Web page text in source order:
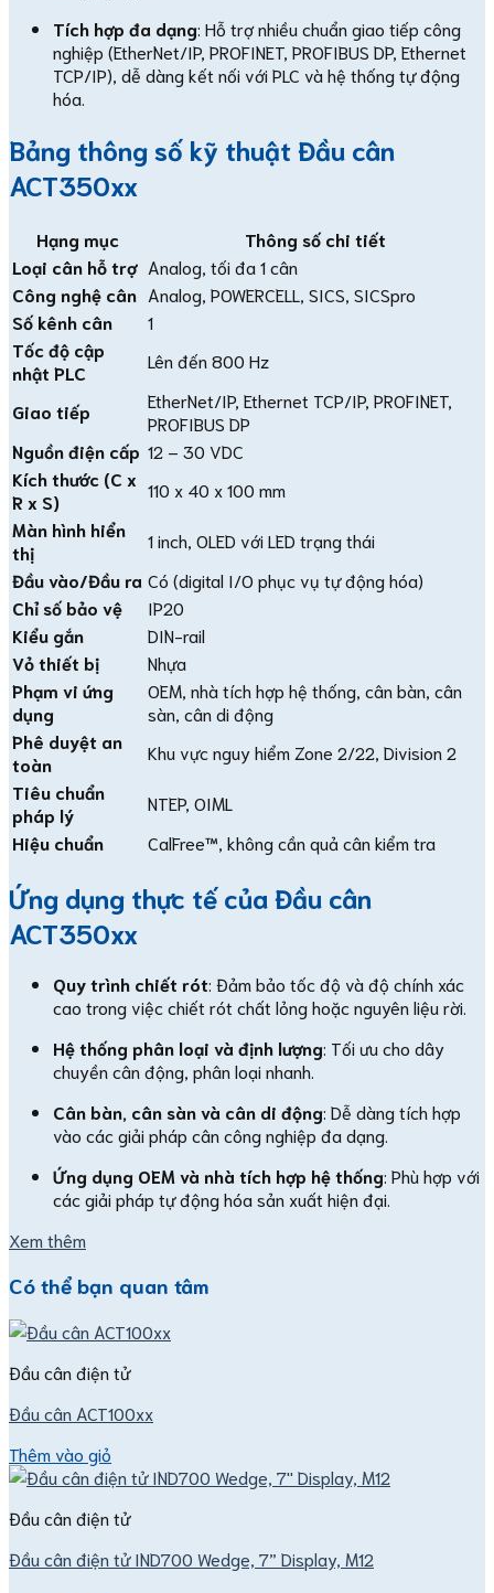
Tích hợp đa dạng: Hỗ trợ nhiều chuẩn giao tiếp công
nghiệp (EtherNet/IP, PROFINET, PROFIBUS DP, Ethernet
TCP/IP), dễ dàng kết nối với PLC và hệ thống tự động
hóa.
Bảng thông số kỹ thuật Đầu cân
ACT350xx
Hạng mục
Thông số chi tiết
Loại cân hỗ trợ Analog, tối đa 1 cân
Công nghệ cân Analog, POWERCELL, SICS, SICSpro
Số kênh cân
1
Tốc độ cập
nhật PLC
Lên đến 800 Hz
Giao tiếp
EtherNet/IP, Ethernet TCP/IP, PROFINET,
PROFIBUS DP
Nguồn điện cấp 12 – 30 VDC
Kích thước (C x
R x S)
110 x 40 x 100 mm
Màn hình hiển
thị
1 inch, OLED với LED trạng thái
Đầu vào/Đầu ra Có (digital I/O phục vụ tự động hóa)
Chỉ số bảo vệ
IP20
Kiểu gắn
DIN-rail
Vỏ thiết bị
Nhựa
Phạm vi ứng
dụng
OEM, nhà tích hợp hệ thống, cân bàn, cân
sàn, cân di động
Phê duyệt an
toàn
Khu vực nguy hiểm Zone 2/22, Division 2
Tiêu chuẩn
pháp lý
NTEP, OIML
Hiệu chuẩn
CalFree™, không cần quả cân kiểm tra
Ứng dụng thực tế của Đầu cân
ACT350xx
Quy trình chiết rót: Đảm bảo tốc độ và độ chính xác
cao trong việc chiết rót chất lỏng hoặc nguyên liệu rời.
Hệ thống phân loại và định lượng: Tối ưu cho dây
chuyền cân động, phân loại nhanh.
Cân bàn, cân sàn và cân di động: Dễ dàng tích hợp
vào các giải pháp cân công nghiệp đa dạng.
Ứng dụng OEM và nhà tích hợp hệ thống: Phù hợp với
các giải pháp tự động hóa sản xuất hiện đại.
Xem thêm
Có thể bạn quan tâm
Đầu cân điện tử
Đầu cân ACT100xx
Thêm vào giỏ
Đầu cân điện tử
Đầu cân điện tử IND700 Wedge, 7” Display, M12